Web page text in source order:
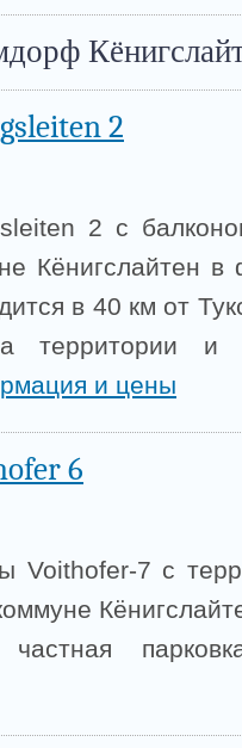
2
2 с
Кёнигслайтен в
в 40 км от
территории и
и цены
6
Voithofer-7 с